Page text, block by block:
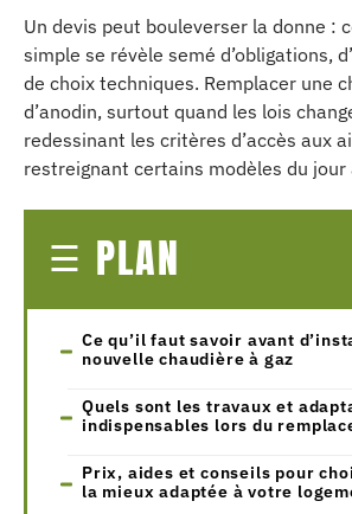
Un devis peut bouleverser la donne :
simple se révèle semé d’obligations,
de choix techniques. Remplacer une
d’anodin, surtout quand les lois
redessinant les critères d’accès aux
restreignant certains modèles du jour
PLAN
Ce qu’il faut savoir avant
nouvelle chaudière à gaz
Quels sont les travaux et
indispensables lors du
Prix, aides et conseils pour
la mieux adaptée à votre